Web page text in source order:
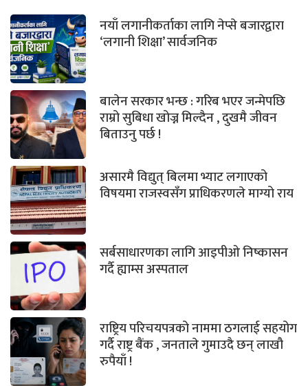
नयाँ लगानीकर्ताका लागि नेप्से बजारद्वारा
‘लगानी शिक्षा’ सार्वजनिक
बालेन सरकार भन्छ : गरिब भएर जन्मेपछि
राम्रो सुबिधा खोज्न मिल्दैन , दुखमै जीवन
बिताउनु पर्छ !
असारमै विद्युत् बिलमा भ्याट लगाएको
विषयमा राजस्वसँग प्राधिकरणले माग्यो राय
सर्बसाधारणका लागि आइपीओ निष्कासन
गर्दै ह्याम्स अस्पताल
राष्ट्रिय परिचयपत्रको नाममा ठगलाई सहयोग
गर्दै राष्ट्र बैंक , जनताले गुमाउदै छन् लाखौ
रुपैयाँ !